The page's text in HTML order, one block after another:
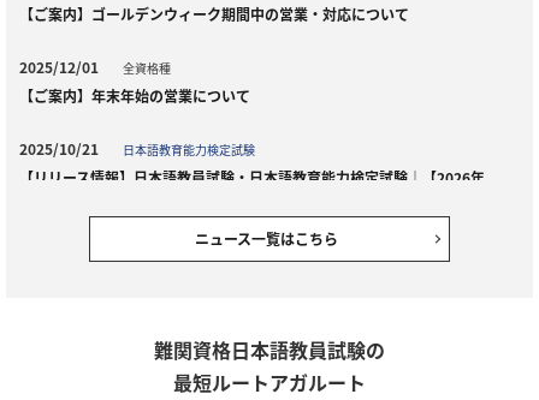
【ご案内】ゴールデンウィーク期間中の営業・対応について
2025/12/01 全資格種
【ご案内】年末年始の営業について
2025/10/21 日本語教育能力検定試験
【リリース情報】日本語教員試験・日本語教育能力検定試験｜【2026年
【セール情報】期間限定10％OFF！日本語教員試験・日本語教育能力検
定試験｜ アウトレットセール
ニュース一覧はこちら
難関資格日本語教員試験の
最短ルートアガルート